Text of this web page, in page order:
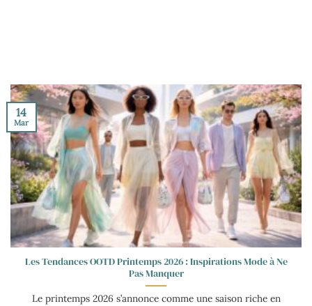
Les Tendances OOTD Printemps 2026 : Inspirations Mode à Ne
Pas Manquer
Le printemps 2026 s’annonce comme une saison riche en
14
Mar